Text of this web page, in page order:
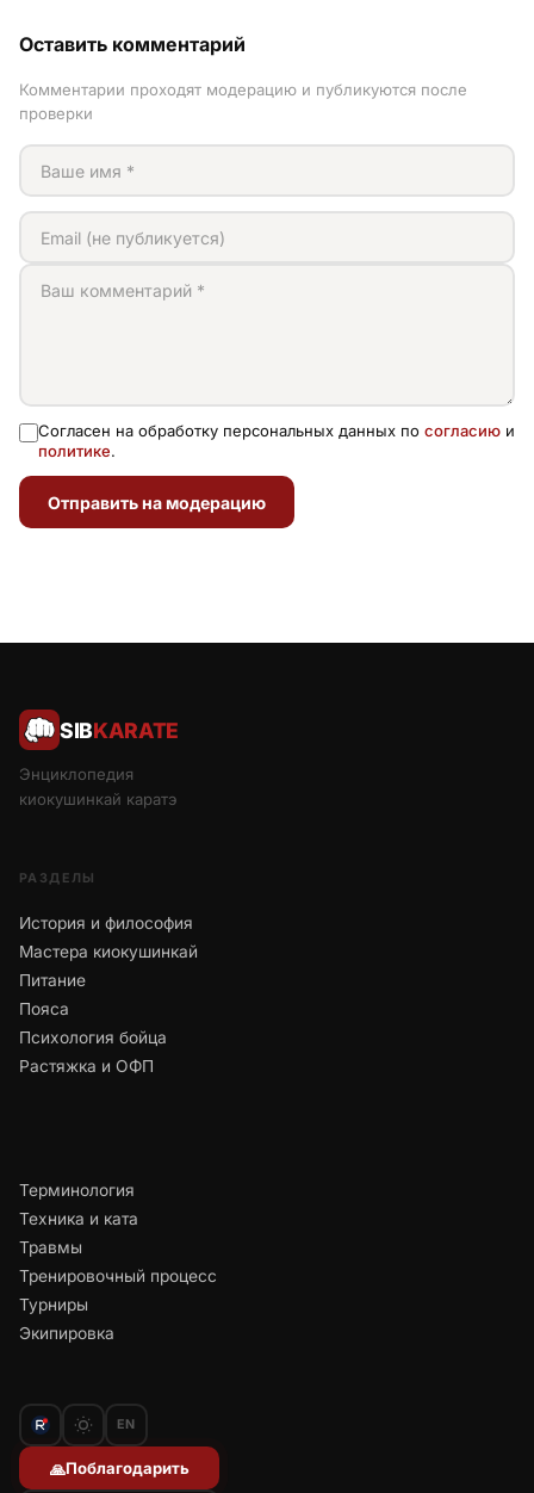
Оставить комментарий
Комментарии проходят модерацию и публикуются после
проверки
Согласен на обработку персональных данных по согласию и
политике.
Отправить на модерацию
SIBKARATE
Энциклопедия
киокушинкай каратэ
РАЗДЕЛЫ
История и философия
Мастера киокушинкай
Питание
Пояса
Психология бойца
Растяжка и ОФП
Терминология
Техника и ката
Травмы
Тренировочный процесс
Турниры
Экипировка
EN
🙏Поблагодарить